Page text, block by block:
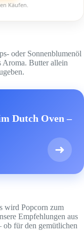
Käufen.
oder Sonnenblumenöl
Aroma. Butter allein
Dutch Oven –
➜
wird Popcorn zum
Empfehlungen aus
für den gemütlichen